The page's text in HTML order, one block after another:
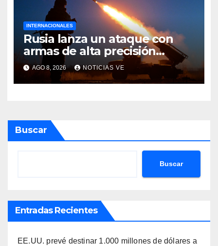
INTERNACIONALES
Rusia lanza un ataque con
armas de alta precisión
contra la industria militar en
Kiev
AGO 8, 2026 NOTICIAS VE
Buscar
Buscar
Entradas Recientes
EE.UU. prevé destinar 1.000 millones de dólares a